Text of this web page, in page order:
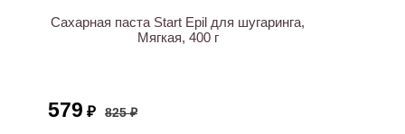
Сахарная паста Start Epil для шугаринга,
Мягкая, 400 г
579 ₽ 825 ₽